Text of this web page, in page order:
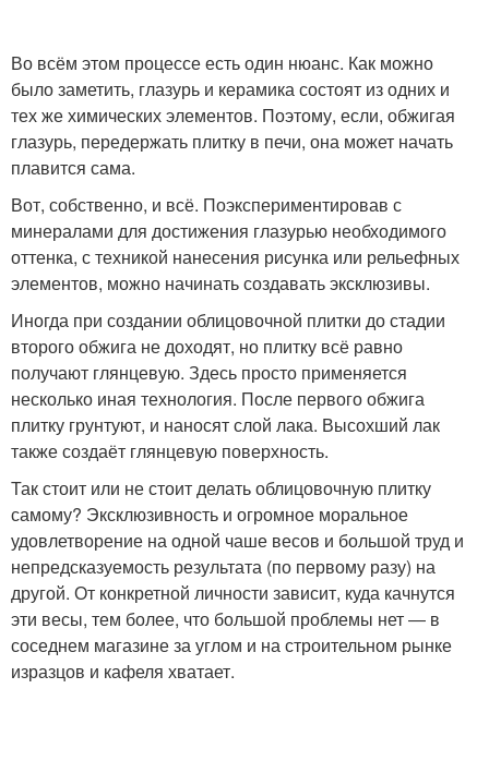
Во всём этом процессе есть один нюанс. Как можно
было заметить, глазурь и керамика состоят из одних и
тех же химических элементов. Поэтому, если, обжигая
глазурь, передержать плитку в печи, она может начать
плавится сама.
Вот, собственно, и всё. Поэкспериментировав с
минералами для достижения глазурью необходимого
оттенка, с техникой нанесения рисунка или рельефных
элементов, можно начинать создавать эксклюзивы.
Иногда при создании облицовочной плитки до стадии
второго обжига не доходят, но плитку всё равно
получают глянцевую. Здесь просто применяется
несколько иная технология. После первого обжига
плитку грунтуют, и наносят слой лака. Высохший лак
также создаёт глянцевую поверхность.
Так стоит или не стоит делать облицовочную плитку
самому? Эксклюзивность и огромное моральное
удовлетворение на одной чаше весов и большой труд и
непредсказуемость результата (по первому разу) на
другой. От конкретной личности зависит, куда качнутся
эти весы, тем более, что большой проблемы нет ― в
соседнем магазине за углом и на строительном рынке
изразцов и кафеля хватает.